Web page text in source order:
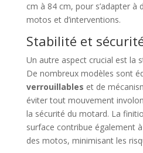
cm à 84 cm, pour s’adapter à
motos et d’interventions.
Stabilité et
Un autre aspect crucial est la
De nombreux modèles sont
verrouillables et de
éviter tout mouvement
la sécurité du motard. La
surface contribue également
des motos, minimisant les